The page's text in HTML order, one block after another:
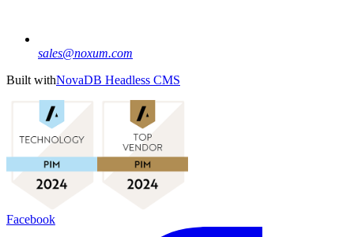
sales@noxum.com
Built withNovaDB Headless CMS
Facebook